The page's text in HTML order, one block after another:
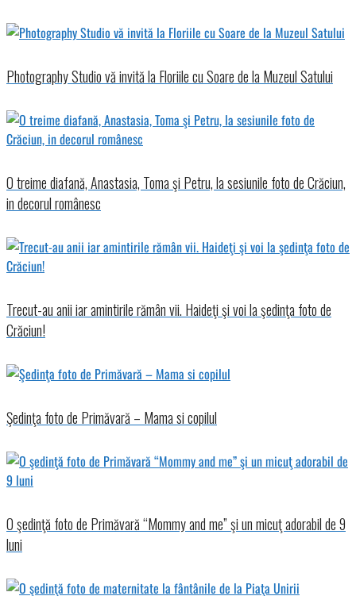
Photography Studio vă invită la Floriile cu Soare de la Muzeul Satului
O treime diafană, Anastasia, Toma şi Petru, la sesiunile foto de Crăciun,
in decorul românesc
Trecut-au anii iar amintirile rămân vii. Haideţi şi voi la şedinţa foto de
Crăciun!
Şedinţa foto de Primăvară – Mama si copilul
O şedinţă foto de Primăvară “Mommy and me” şi un micuţ adorabil de 9
luni